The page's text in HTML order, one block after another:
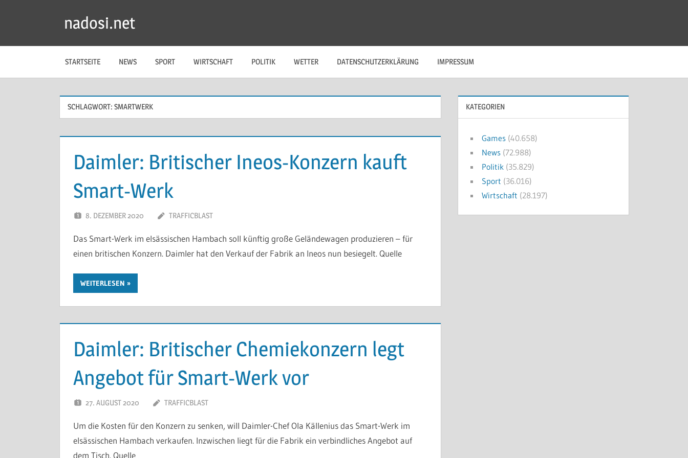
nadosi.net
STARTSEITE NEWS SPORT WIRTSCHAFT POLITIK WETTER DATENSCHUTZERKLÄRUNG IMPRESSUM
SCHLAGWORT: SMARTWERK
Daimler: Britischer Ineos-Konzern kauft
Smart-Werk
8. DEZEMBER 2020 TRAFFICBLAST
Das Smart-Werk im elsässischen Hambach soll künftig große Geländewagen produzieren – für
einen britischen Konzern. Daimler hat den Verkauf der Fabrik an Ineos nun besiegelt. Quelle
WEITERLESEN
Daimler: Britischer Chemiekonzern legt
Angebot für Smart-Werk vor
27. AUGUST 2020 TRAFFICBLAST
Um die Kosten für den Konzern zu senken, will Daimler-Chef Ola Källenius das Smart-Werk im
elsässischen Hambach verkaufen. Inzwischen liegt für die Fabrik ein verbindliches Angebot auf
dem Tisch. Quelle
KATEGORIEN
Games (40.658)
News (72.988)
Politik (35.829)
Sport (36.016)
Wirtschaft (28.197)